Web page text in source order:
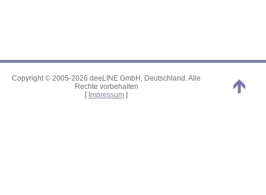
Copyright © 2005-2026 deeLINE GmbH, Deutschland. Alle
Rechte vorbehalten
[ Impressum ]